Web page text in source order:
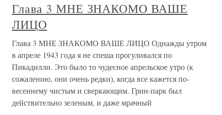
Глава 3 МНЕ ЗНАКОМО ВАШЕ
ЛИЦО
Глава 3 МНЕ ЗНАКОМО ВАШЕ ЛИЦО Однажды утром
в апреле 1943 года я не спеша прогуливался по
Пикадилли. Это было то чудесное апрельское утро (к
сожалению, они очень редки), когда все кажется по-
весеннему чистым и сверкающим. Грин-парк был
действительно зеленым, и даже мрачный